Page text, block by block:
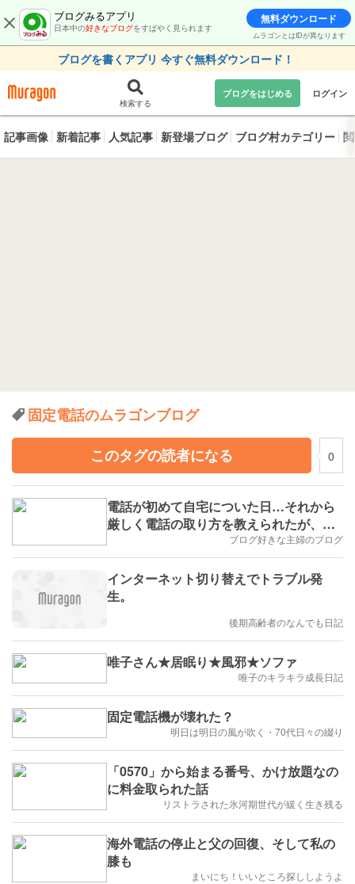
ブログみるアプリ
日本中の好きなブログをすばやく見られます
無料ダウンロード
ムラゴンとはIDが異なります
ブログを書くアプリ 今すぐ無料ダウンロード！
検索する
ブログをはじめる ログイン
記事画像 新着記事 人気記事 新登場ブログ ブログ村カテゴリー
固定電話のムラゴンブログ
このタグの読者になる
0
電話が初めて自宅についた日…それから
厳しく電話の取り方を教えられたが、そ
れが今や危険なことになっているよう
な…
ブログ好きな主婦のブログ
インターネット切り替えでトラブル発
生。
後期高齢者のなんでも日記
唯子さん★居眠り★風邪★ソファ
唯子のキラキラ成長日記
固定電話機が壊れた？
明日は明日の風が吹く・70代日々の綴り
「0570」から始まる番号、かけ放題なの
に料金取られた話
リストラされた氷河期世代が緩く生き残る
海外電話の停止と父の回復、そして私の
膝も
まいにち！いいところ探ししようよ